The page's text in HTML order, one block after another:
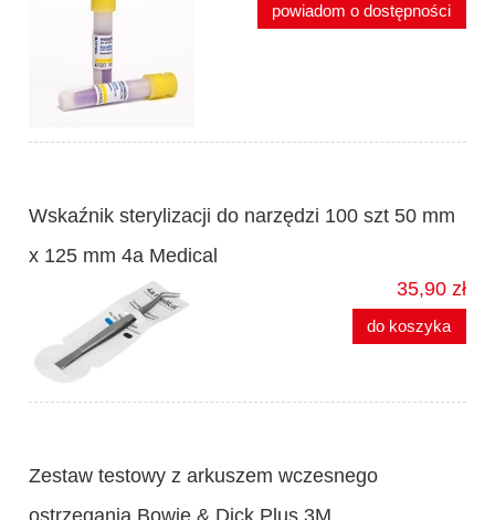
powiadom o dostępności
Wskaźnik sterylizacji do narzędzi 100 szt 50 mm
x 125 mm 4a Medical
35,90 zł
do koszyka
Zestaw testowy z arkuszem wczesnego